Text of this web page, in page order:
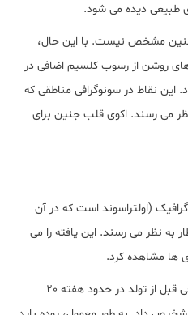
مشخص نیست. با این حال،
روشن از رسوب کلسیم اضافی در
نقاط در سونوگرافی مناطقی که
می رسند. اکوی قلب جنین برای
(اولتراسوند است که در آن
به نظر می رسند. این یافته را می
روده اکوژنیک را می توان با سونوگرافی قبل از تولد در حدود هفته 20